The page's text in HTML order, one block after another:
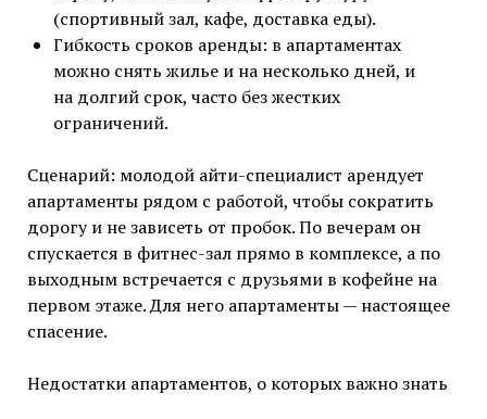
(спортивный зал, кафе, доставка еды).
Гибкость сроков аренды: в апартаментах
можно снять жилье и на несколько дней, и
на долгий срок, часто без жестких
ограничений.
Сценарий: молодой айти-специалист арендует
апартаменты рядом с работой, чтобы сократить
дорогу и не зависеть от пробок. По вечерам он
спускается в фитнес-зал прямо в комплексе, а по
выходным встречается с друзьями в кофейне на
первом этаже. Для него апартаменты — настоящее
спасение.
Недостатки апартаментов, о которых важно знать